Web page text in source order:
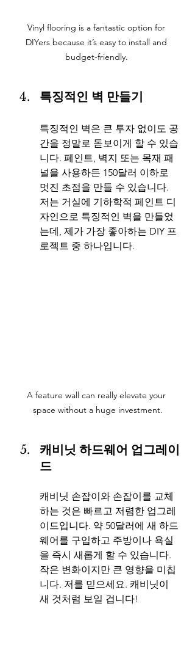
Vinyl flooring is a fantastic option for
DIYers because it’s easy to install and
budget-friendly.
특징적인 벽 만들기
특징적인 벽은 큰 투자 없이도 공
간을 정말로 돋보이게 할 수 있습
니다. 페인트, 벽지 또는 목재 패
널을 사용하든 150달러 이하로
멋진 초점을 만들 수 있습니다.
저는 거실에 기하학적 페인트 디
자인으로 특징적인 벽을 만들었
는데, 제가 가장 좋아하는 DIY 프
로젝트 중 하나입니다.
A feature wall can really elevate your
space without a huge investment.
캐비닛 하드웨어 업그레이
드
캐비닛 손잡이와 손잡이를 교체
하는 것은 빠르고 저렴한 업그레
이드입니다. 약 50달러에 새 하드
웨어를 구입하고 주방이나 욕실
을 즉시 새롭게 할 수 있습니다.
작은 변화이지만 큰 영향을 미칩
니다. 저를 믿으세요. 캐비닛이
새 것처럼 보일 겁니다!